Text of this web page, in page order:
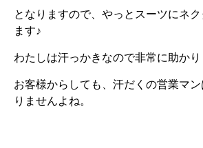
となりますので、やっとスーツにネ
ます♪
わたしは汗っかきなので非常に助かり
お客様からしても、汗だくの営業マ
りませんよね。